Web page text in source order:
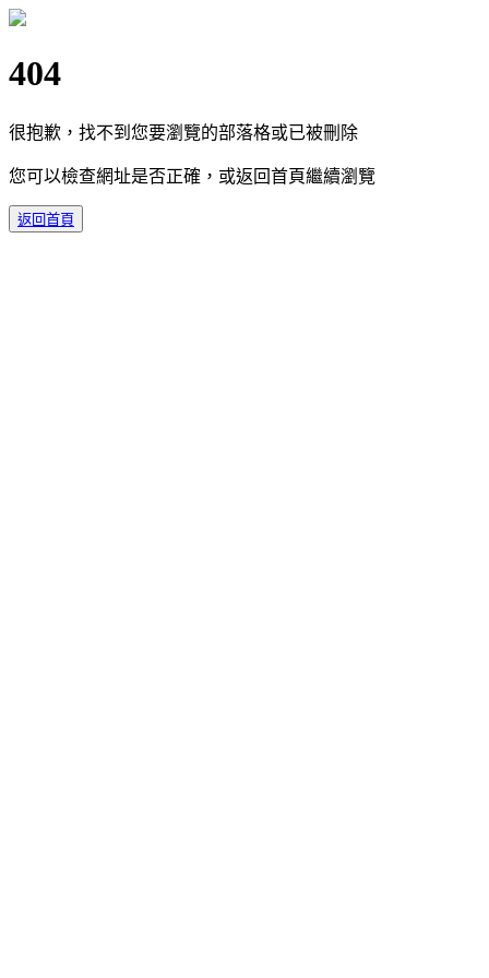
404
很抱歉，找不到您要瀏覽的部落格或已被刪除
您可以檢查網址是否正確，或返回首頁繼續瀏覽
返回首頁